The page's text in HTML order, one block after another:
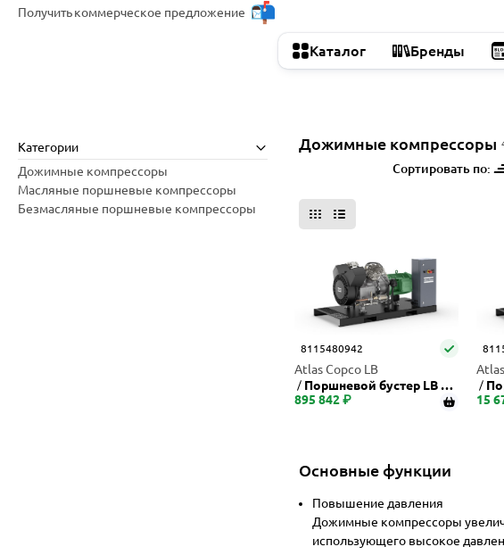
Получитькоммерческое предложение
Каталог Бренды
Категории
Дожимные компрессоры
Масляные поршневые компрессоры
Безмасляные поршневые компрессоры
Дожимные компрессоры
Сортировать по:
8115480942
Atlas Copco LB
Поршневой бустер LB 15
-40 BM
895 842 ₽ 15
Основные функции
Повышение давления
Дожимные компрессоры
использующего высокое